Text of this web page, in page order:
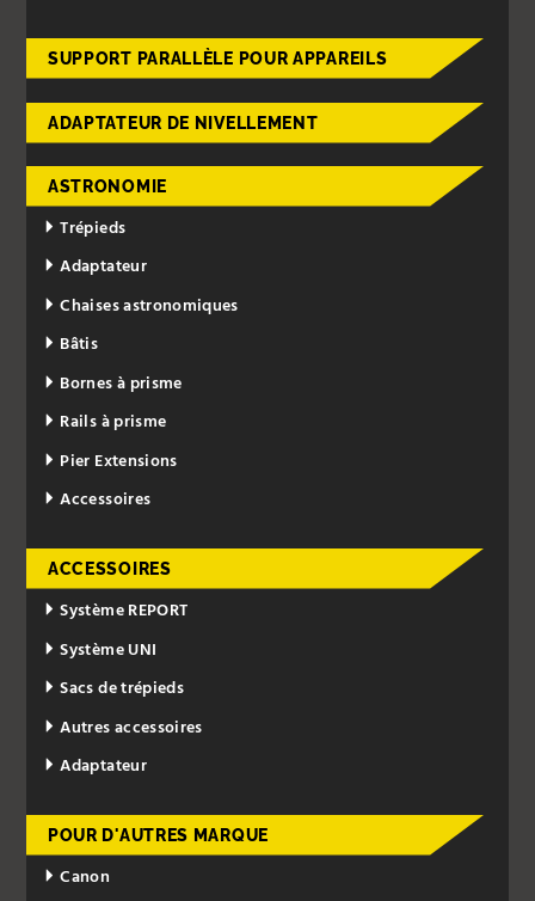
SUPPORT PARALLÈLE POUR APPAREILS
ADAPTATEUR DE NIVELLEMENT
ASTRONOMIE
Trépieds
Adaptateur
Chaises astronomiques
Bâtis
Bornes à prisme
Rails à prisme
Pier Extensions
Accessoires
ACCESSOIRES
Système REPORT
Système UNI
Sacs de trépieds
Autres accessoires
Adaptateur
POUR D'AUTRES MARQUE
Canon